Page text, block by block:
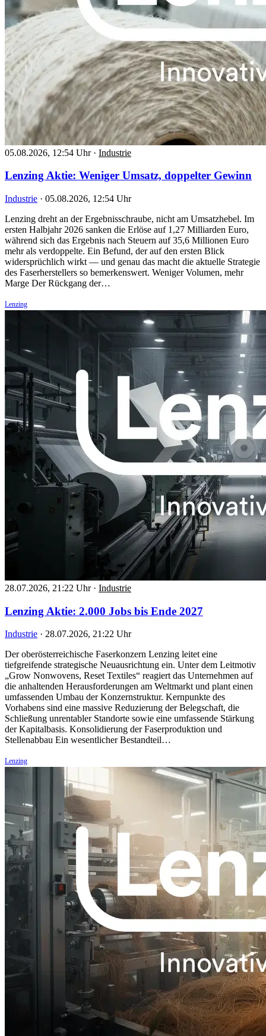
05.08.2026, 12:54 Uhr · Industrie
Lenzing Aktie: Weniger Umsatz, doppelter Gewinn
Industrie · 05.08.2026, 12:54 Uhr
Lenzing dreht an der Ergebnisschraube, nicht am Umsatzhebel. Im
ersten Halbjahr 2026 sanken die Erlöse auf 1,27 Milliarden Euro,
während sich das Ergebnis nach Steuern auf 35,6 Millionen Euro
mehr als verdoppelte. Ein Befund, der auf den ersten Blick
widersprüchlich wirkt — und genau das macht die aktuelle Strategie
des Faserherstellers so bemerkenswert. Weniger Volumen, mehr
Marge Der Rückgang der…
Lenzing
28.07.2026, 21:22 Uhr · Industrie
Lenzing Aktie: 2.000 Jobs bis Ende 2027
Industrie · 28.07.2026, 21:22 Uhr
Der oberösterreichische Faserkonzern Lenzing leitet eine
tiefgreifende strategische Neuausrichtung ein. Unter dem Leitmotiv
„Grow Nonwovens, Reset Textiles“ reagiert das Unternehmen auf
die anhaltenden Herausforderungen am Weltmarkt und plant einen
umfassenden Umbau der Konzernstruktur. Kernpunkte des
Vorhabens sind eine massive Reduzierung der Belegschaft, die
Schließung unrentabler Standorte sowie eine umfassende Stärkung
der Kapitalbasis. Konsolidierung der Faserproduktion und
Stellenabbau Ein wesentlicher Bestandteil…
Lenzing